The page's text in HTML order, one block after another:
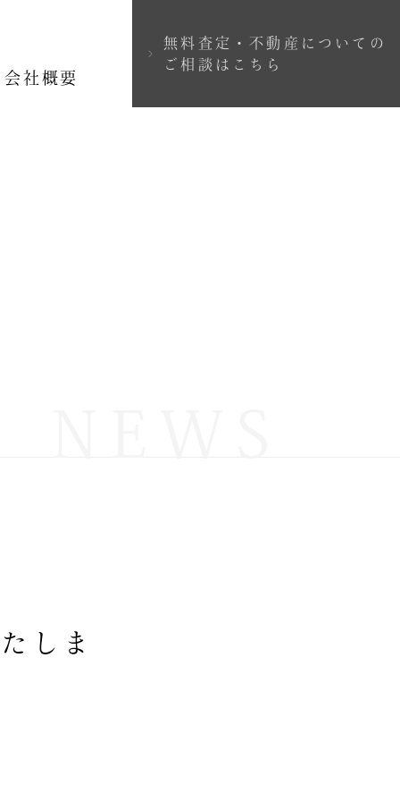
会社概要
＞
無料査定・不動産についての
ご相談はこちら
しま